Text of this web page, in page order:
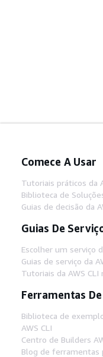
Comece A Usar
Tutoriais práticos da
Biblioteca de
Guias de decisão da
Guias De
Escolher um serviço
Guias de serviço da
Tutoriais da AWS CLI
Ferramentas
Biblioteca de
AWS CLI
Centro de Builders
Blog de ferramentas